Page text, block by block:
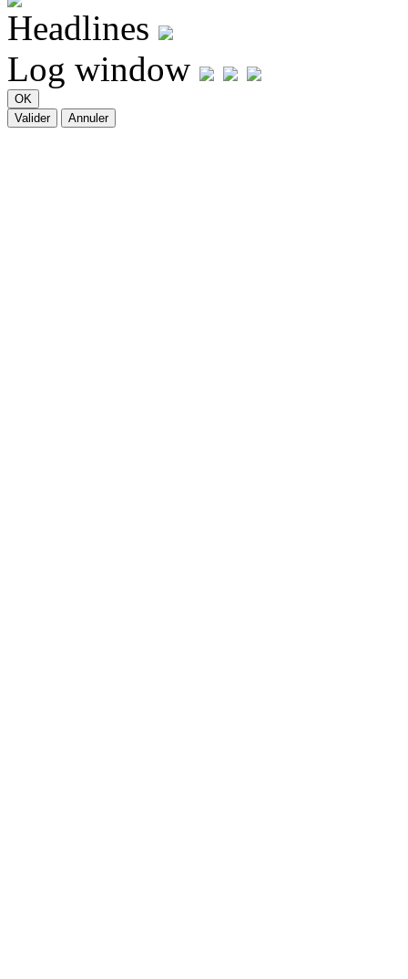
Headlines
Log window